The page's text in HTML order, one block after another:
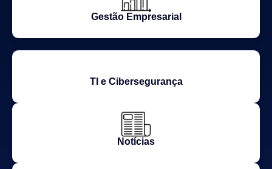
Gestão Empresarial
TI e Cibersegurança
Notícias